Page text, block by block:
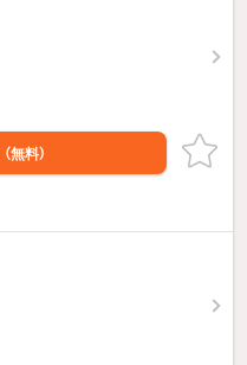
（無料）